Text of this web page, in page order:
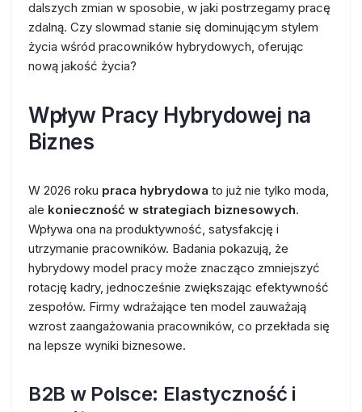
dalszych zmian w sposobie, w jaki postrzegamy pracę
zdalną. Czy slowmad stanie się dominującym stylem
życia wśród pracowników hybrydowych, oferując
nową jakość życia?
Wpływ Pracy Hybrydowej na
Biznes
W 2026 roku praca hybrydowa to już nie tylko moda,
ale konieczność w strategiach biznesowych.
Wpływa ona na produktywność, satysfakcję i
utrzymanie pracowników. Badania pokazują, że
hybrydowy model pracy może znacząco zmniejszyć
rotację kadry, jednocześnie zwiększając efektywność
zespołów. Firmy wdrażające ten model zauważają
wzrost zaangażowania pracowników, co przekłada się
na lepsze wyniki biznesowe.
B2B w Polsce: Elastyczność i